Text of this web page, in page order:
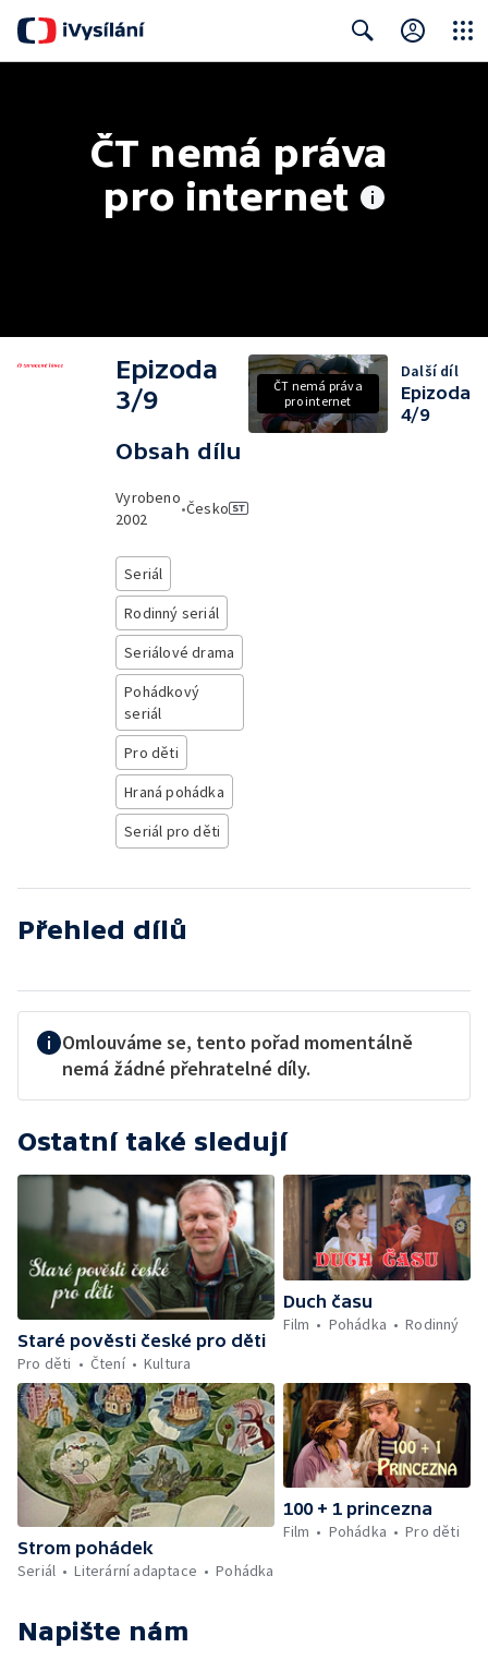
ČT nemá práva
pro internet
Epizoda
3/9
Obsah dílu
Vyrobeno
2002
•Česko
Seriál
Rodinný seriál
Seriálové drama
Pohádkový
seriál
Pro děti
Hraná pohádka
Seriál pro děti
ČT nemá práva
pro internet
Další díl
Epizoda
4/9
Přehled dílů
Omlouváme se, tento pořad momentálně
nemá žádné přehratelné díly.
Ostatní také sledují
Staré pověsti české pro děti
Pro děti
Čtení Kultura
Duch času
Film
Pohádka Rodinný
Strom pohádek
Seriál
Literární adaptace Pohádka
100 + 1 princezna
Film
Pohádka Pro děti
Napište nám